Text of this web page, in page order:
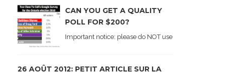
CAN YOU GET A QUALITY
POLL FOR $200?
Important notice: please do NOT use the numbers of
26 AOÛT 2012: PETIT ARTICLE SUR LA